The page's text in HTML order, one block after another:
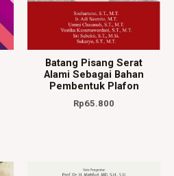
Batang Pisang Serat
Alami Sebagai Bahan
Pembentuk Plafon
Rp65.800